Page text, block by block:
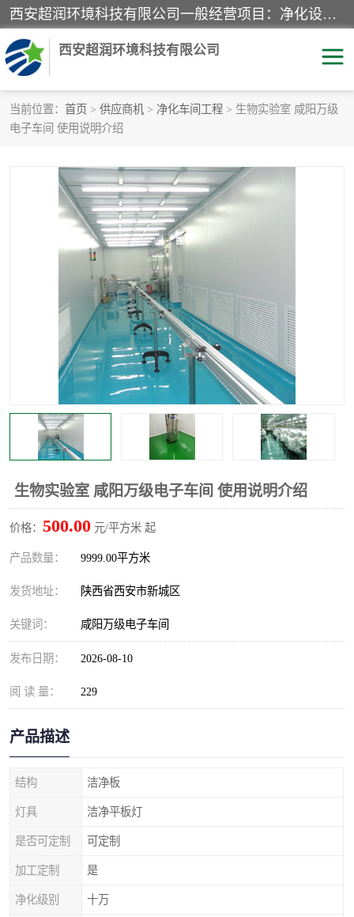
西安超润环境科技有限公司一般经营项目：净化设备、厨房设备、五金机电设备、不锈钢制品、彩钢夹心板、水处理设备的研发、销售；空气净化设备、办公设备、通风设备、建筑材料、金属材料的销售；净化工程、钢结构工程、机电设备工程的设计与施工及技术咨询服务；货物及技术的进出口的业务经营。
西安超润环境科技有限公司
当前位置： 首页 > 供应商机 > 净化车间工程 > 生物实验室 咸阳万级
电子车间 使用说明介绍
生物实验室 咸阳万级电子车间 使用说明介绍
价格： 500.00 元/平方米 起
产品数量： 9999.00平方米
发货地址： 陕西省西安市新城区
关键词： 咸阳万级电子车间
发布日期： 2026-08-10
阅 读 量： 229
产品描述
结构 洁净板
灯具 洁净平板灯
是否可定制 可定制
加工定制 是
净化级别 十万
洁净手术室
粉尘废气净化 洁净室工程
净化车间工程 GMP车间